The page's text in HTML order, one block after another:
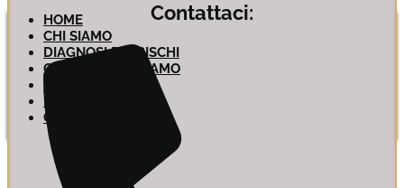
HOME
CHI SIAMO
DIAGNOSI DEI RISCHI
CON CHI LAVORIAMO
TESTIMONIANZE
BLOG
CONTATTI
Contattaci: